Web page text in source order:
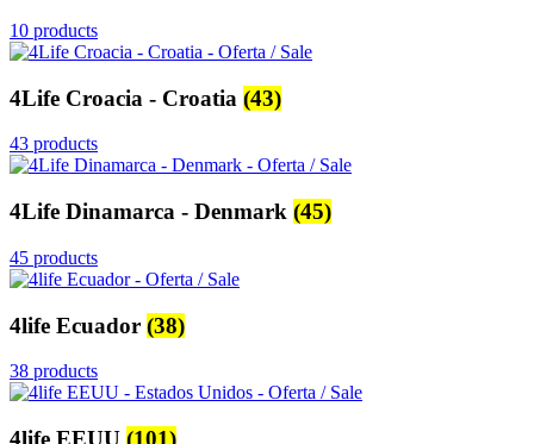
10 products
4Life Croacia - Croatia (43)
43 products
4Life Dinamarca - Denmark (45)
45 products
4life Ecuador (38)
38 products
4life EEUU (101)